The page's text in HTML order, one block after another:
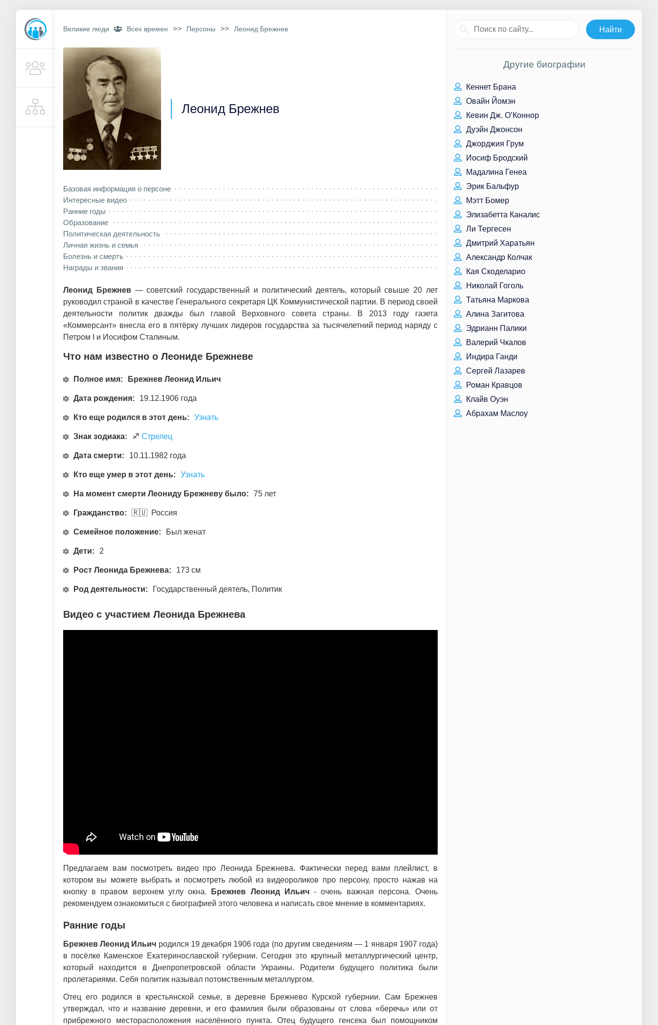
Великие люди Всех времен >> Персоны >> Леонид Брежнев
Леонид Брежнев
Базовая информация о персоне
Интересные видео
Ранние годы
Образование
Политическая деятельность
Личная жизнь и семья
Болезнь и смерть
Награды и звания
Леонид Брежнев— советский государственный и политический деятель, который свыше 20 лет
руководил страной в качестве Генерального секретаря ЦК Коммунистической партии. В период своей
деятельности политик дважды был главой Верховного совета страны. В 2013 году газета
«Коммерсант» внесла его в пятёрку лучших лидеров государства за тысячелетний период наряду с
Петром I и Иосифом Сталиным.
Что нам известно о Леониде Брежневе
Полное имя: Брежнев Леонид Ильич
Дата рождения: 19.12.1906 года
Кто еще родился в этот день: Узнать
Знак зодиака: ♐ Стрелец
Дата смерти: 10.11.1982 года
Кто еще умер в этот день: Узнать
На момент смерти Леониду Брежневу было: 75 лет
Гражданство: 🇷🇺 Россия
Семейное положение: Был женат
Дети: 2
Рост Леонида Брежнева: 173 см
Род деятельности: Государственный деятель, Политик
Видео с участием Леонида Брежнева
Предлагаем вам посмотреть видео про Леонида Брежнева. Фактически перед вами плейлист, в
котором вы можете выбрать и посмотреть любой из видеороликов про персону, просто нажав на
кнопку в правом верхнем углу окна.
Брежнев Леонид Ильич- очень важная персона. Очень
рекомендуем ознакомиться с биографией этого человека и написать свое мнение в комментариях.
Ранние годы
Брежнев Леонид Ильич родился 19 декабря 1906 года (по другим сведениям — 1 января 1907 года)
в посёлке Каменское Екатеринославской губернии. Сегодня это крупный металлургический центр,
который находится в Днепропетровской области Украины. Родители будущего политика были
пролетариями. Себя политик называл потомственным металлургом.
Отец его родился в крестьянской семье, в деревне Брежнево Курской губернии. Сам Брежнев
утверждал, что и название деревни, и его фамилия были образованы от слова «беречь» или от
прибрежного месторасположения населённого пункта. Отец будущего генсека был помощником
Другие биографии
Кеннет Брана
Овайн Йомэн
Кевин Дж. О’Коннор
Дуэйн Джонсон
Джорджия Грум
Иосиф Бродский
Мадалина Генеа
Эрик Бальфур
Мэтт Бомер
Элизабетта Каналис
Ли Тергесен
Дмитрий Харатьян
Александр Колчак
Кая Скоделарио
Николай Гоголь
Татьяна Маркова
Алина Загитова
Эдрианн Палики
Валерий Чкалов
Индира Ганди
Сергей Лазарев
Роман Кравцов
Клайв Оуэн
Абрахам Маслоу